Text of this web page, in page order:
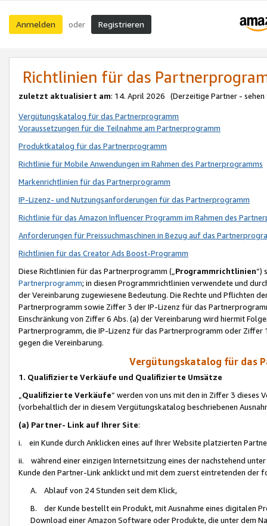
Anmelden oder Registrieren
Richtlinien für das
zuletzt aktualisiert am: 14. April 2026 (Derzeitige Partner - sehen
Vergütungskatalog für das Partnerprogramm
Voraussetzungen für die Teilnahme am Partnerprogramm
Produktkatalog für das Partnerprogramm
Richtlinie für Mobile Anwendungen im Rahmen des Partnerprogramms
Markenrichtlinien für das Partnerprogramm
IP-Lizenz- und Nutzungsanforderungen für das Partnerprogramm
Richtlinie für das Amazon Influencer Programm im Rahmen des
Anforderungen für Preissuchmaschinen in Bezug auf das
Richtlinien für das Creator Ads Boost-Programm
Diese Richtlinien für das Partnerprogramm („Programmrichtlinien“)
Partnerprogramm; in diesen Programmrichtlinien verwendete und
der Vereinbarung zugewiesene Bedeutung. Die Rechte und Pflichten
Partnerprogramm sowie Ziffer 3 der IP-Lizenz für das
Einschränkung von Ziffer 6 Abs. (a) der Vereinbarung wird hiermit
Partnerprogramm, die IP-Lizenz für das Partnerprogramm oder
gegen die Vereinbarung.
Vergütungskatalog für das
1. Qualifizierte Verkäufe und Qualifizierte Umsätze
Qualifizierte Verkäufe“ werden von uns mit den in Ziffer 3
(vorbehaltlich der in diesem Vergütungskatalog beschriebenen
(a) Partner- Link auf Ihrer Site:
i. ein Kunde durch Anklicken eines auf Ihrer Website platzierten
ii. während einer einzigen Internetsitzung eines der nachstehend
Kunde den Partner-Link anklickt und mit dem zuerst eintretenden der
A. Ablauf von 24 Stunden seit dem Klick,
B. der Kunde bestellt ein Produkt, mit Ausnahme eines digitalen
Download einer Amazon Software oder Produkte, die unter dem